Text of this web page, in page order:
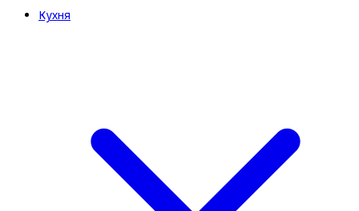
Кухня